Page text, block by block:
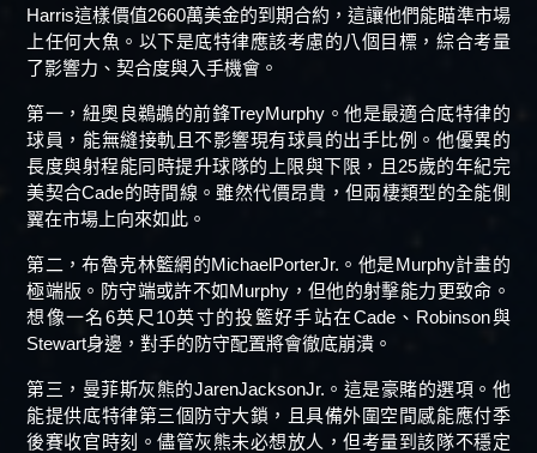
Harris這樣價值2660萬美金的到期合約，這讓他們能瞄準市場
上任何大魚。以下是底特律應該考慮的八個目標，綜合考量
了影響力、契合度與入手機會。
第一，紐奧良鵜鶘的前鋒TreyMurphy。他是最適合底特律的
球員，能無縫接軌且不影響現有球員的出手比例。他優異的
長度與射程能同時提升球隊的上限與下限，且25歲的年紀完
美契合Cade的時間線。雖然代價昂貴，但兩棲類型的全能側
翼在市場上向來如此。
第二，布魯克林籃網的MichaelPorterJr.。他是Murphy計畫的
極端版。防守端或許不如Murphy，但他的射擊能力更致命。
想像一名6英尺10英寸的投籃好手站在Cade、Robinson與
Stewart身邊，對手的防守配置將會徹底崩潰。
第三，曼菲斯灰熊的JarenJacksonJr.。這是豪賭的選項。他
能提供底特律第三個防守大鎖，且具備外圍空間感能應付季
後賽收官時刻。儘管灰熊未必想放人，但考量到該隊不穩定